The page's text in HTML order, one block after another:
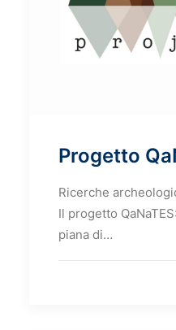
Progetto
Ricerche
Il progetto
piana di…